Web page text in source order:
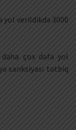
yol verildikdə 3000
çox dəfə yol
sanksiyası tətbiq